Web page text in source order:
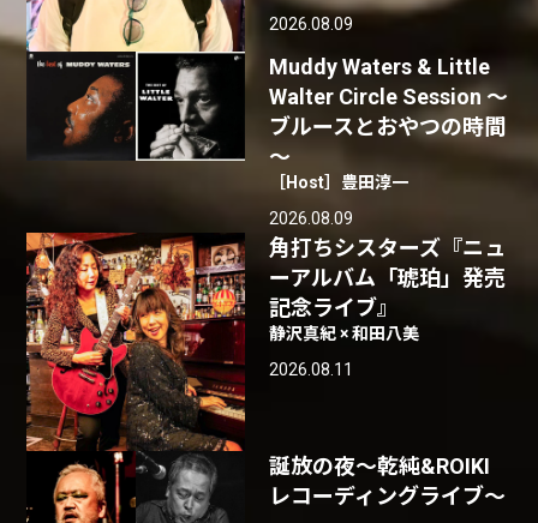
2026.08.09
Muddy Waters & Little
Walter Circle Session ～
ブルースとおやつの時間
～
［Host］豊田淳一
2026.08.09
角打ちシスターズ『ニュ
ーアルバム「琥珀」発売
記念ライブ』
静沢真紀 × 和田八美
2026.08.11
誕放の夜〜乾純&ROIKI
レコーディングライブ〜